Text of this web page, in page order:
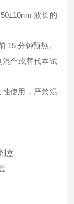
波长的
15 分钟预热。
混合或替代本试
使用，严禁混
盒